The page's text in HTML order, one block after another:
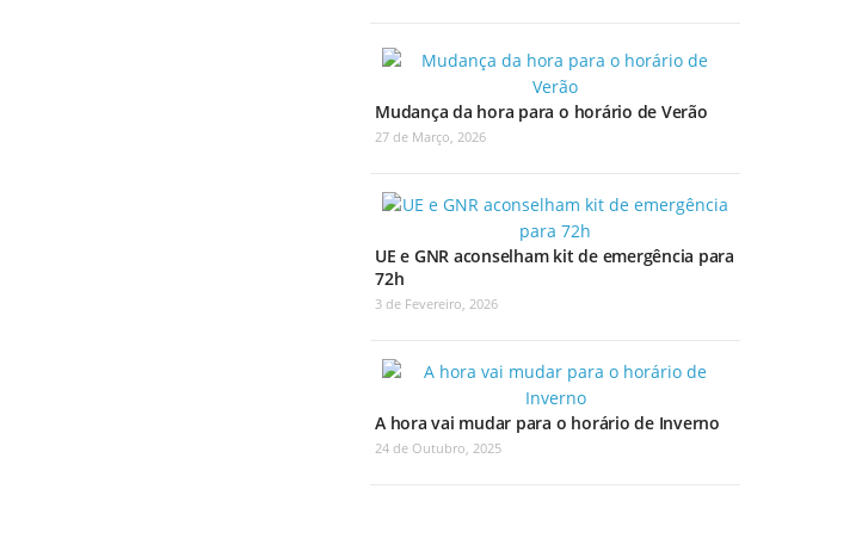
Mudança da hora para o horário de Verão
27 de Março, 2026
UE e GNR aconselham kit de emergência para
72h
3 de Fevereiro, 2026
A hora vai mudar para o horário de Inverno
24 de Outubro, 2025